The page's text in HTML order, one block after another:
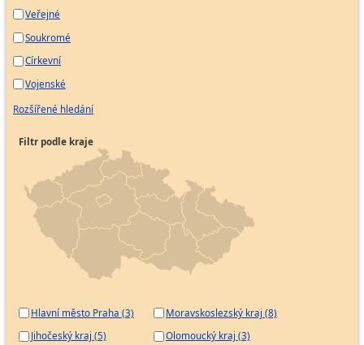
Veřejné
Soukromé
Církevní
Vojenské
Rozšířené hledání
Filtr podle kraje
Hlavní město Praha (3)
Jihočeský kraj (5)
Moravskoslezský kraj (8)
Olomoucký kraj (3)